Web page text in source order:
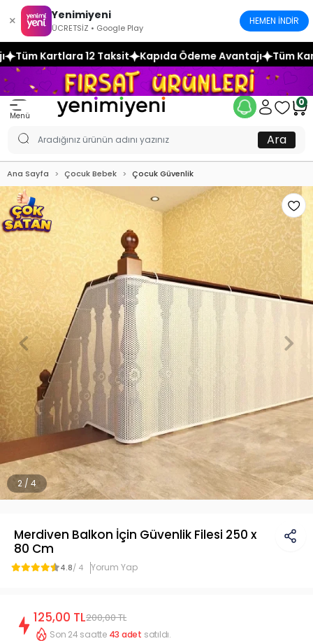
× Yenimiyeni
ÜCRETSİZ • Google Play
HEMEN İNDİR
Kapıda Ödeme Avantajı Tüm Kartlara 12 Taksit
Menü
0
Ara
Ana Sayfa Çocuk Bebek Çocuk Güvenlik
2 / 4
Merdiven Balkon İçin Güvenlik Filesi 250 x
80 Cm
4.8/ 4 Yorum Yap
125,00 TL200,00 TL
Son 24 saatte 43 adet satıldı.